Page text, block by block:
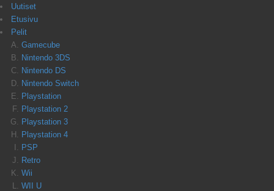
Uutiset
Etusivu
Pelit
Gamecube
Nintendo 3DS
Nintendo DS
Nintendo Switch
Playstation
Playstation 2
Playstation 3
Playstation 4
PSP
Retro
Wii
WII U